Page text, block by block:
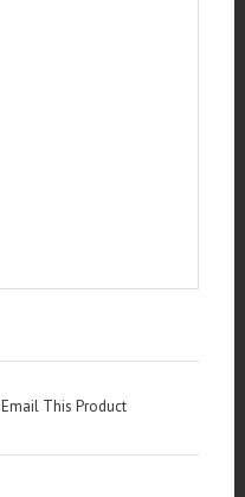
Email This Product